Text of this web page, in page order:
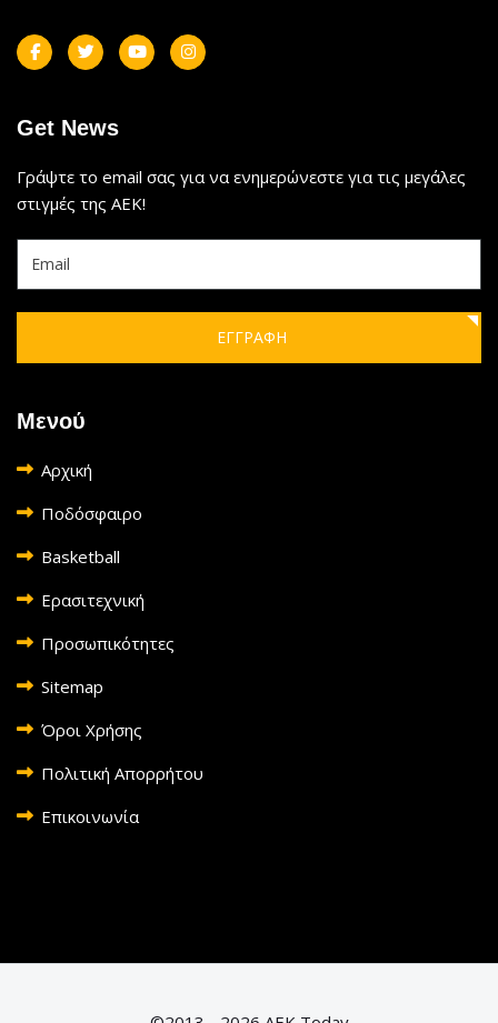
Get News
Γράψτε το email σας για να ενημερώνεστε για τις μεγάλες
στιγμές της ΑΕΚ!
ΕΓΓΡΑΦΗ
Μενού
Αρχική
Ποδόσφαιρο
Basketball
Ερασιτεχνική
Προσωπικότητες
Sitemap
Όροι Χρήσης
Πολιτική Απορρήτου
Επικοινωνία